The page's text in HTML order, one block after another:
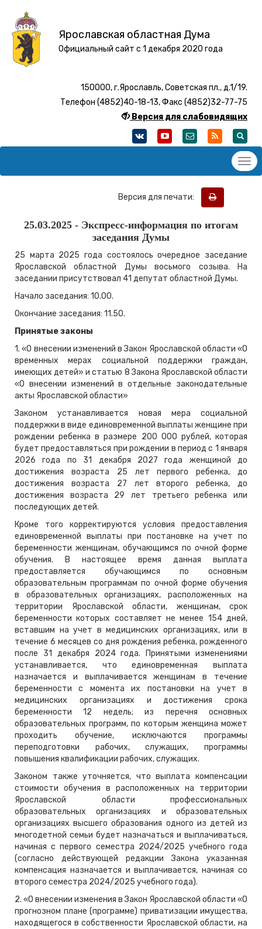
Ярославская областная Дума
Официальный сайт с 1 декабря 2020 года
150000, г.Ярославль, Советская пл., д.1/19.
Телефон (4852)40-18-13, Факс (4852)32-77-75
Версия для слабовидящих
Версия для печати:
25.03.2025 - Экспресс-информация по итогам
заседания Думы
25 марта 2025 года состоялось очередное заседание
Ярославской областной Думы восьмого созыва. На
заседании присутствовал 41 депутат областной Думы.
Начало заседания: 10.00.
Окончание заседания: 11.50.
Принятые законы
1. «О внесении изменений в Закон Ярославской области «О
временных мерах социальной поддержки граждан,
имеющих детей» и статью 8 Закона Ярославской области
«О внесении изменений в отдельные законодательные
акты Ярославской области»
Законом устанавливается новая мера социальной
поддержки в виде единовременной выплаты женщине при
рождении ребенка в размере 200 000 рублей, которая
будет предоставляться при рождении в период с 1 января
2026 года по 31 декабря 2027 года женщиной до
достижения возраста 25 лет первого ребенка, до
достижения возраста 27 лет второго ребенка, до
достижения возраста 29 лет третьего ребенка или
последующих детей.
Кроме того корректируются условия предоставления
единовременной выплаты при постановке на учет по
беременности женщинам, обучающимся по очной форме
обучения. В настоящее время данная выплата
предоставляется обучающимся по основным
образовательным программам по очной форме обучения
в образовательных организациях, расположенных на
территории Ярославской области, женщинам, срок
беременности которых составляет не менее 154 дней,
вставшим на учет в медицинских организациях, или в
течение 6 месяцев со дня рождения ребенка, рожденного
после 31 декабря 2024 года. Принятыми изменениями
устанавливается, что единовременная выплата
назначается и выплачивается женщинам в течение
беременности с момента их постановки на учет в
медицинских организациях и достижения срока
беременности 12 недель; из перечня основных
образовательных программ, по которым женщина может
проходить обучение, исключаются программы
переподготовки рабочих, служащих, программы
повышения квалификации рабочих, служащих.
Законом также уточняется, что выплата компенсации
стоимости обучения в расположенных на территории
Ярославской области профессиональных
образовательных организациях и образовательных
организациях высшего образования одного из детей из
многодетной семьи будет назначаться и выплачиваться,
начиная с первого семестра 2024/2025 учебного года
(согласно действующей редакции Закона указанная
компенсация назначается и выплачивается, начиная со
второго семестра 2024/2025 учебного года).
2. «О внесении изменения в Закон Ярославской области «О
прогнозном плане (программе) приватизации имущества,
находящегося в собственности Ярославской области, на